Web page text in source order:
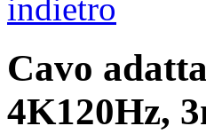
indietro
Cavo
4K120Hz,